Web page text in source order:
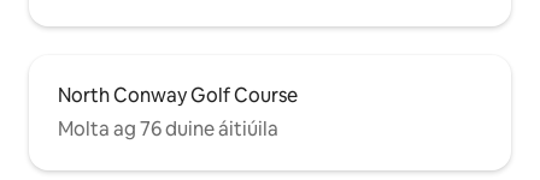
North Conway Golf Course
Molta ag 76 duine áitiúila